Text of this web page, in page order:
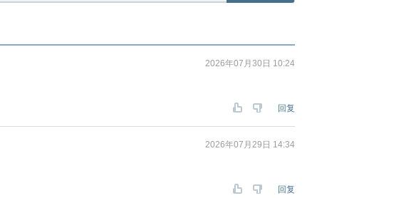
2026年07月30日 10:24
回复
2026年07月29日 14:34
回复